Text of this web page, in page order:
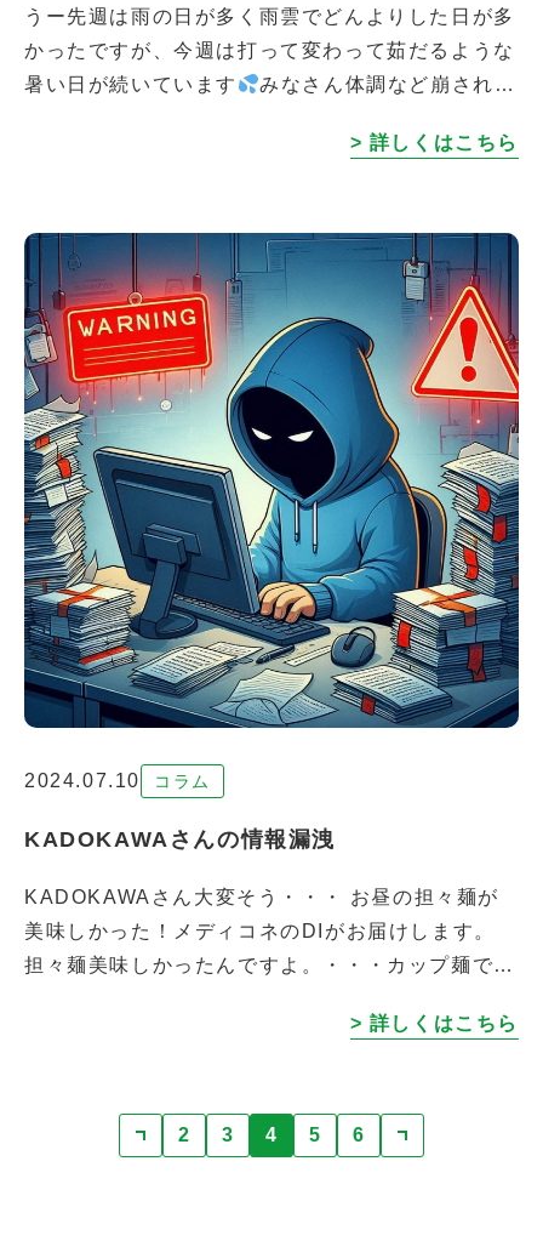
うー先週は雨の日が多く雨雲でどんよりした日が多
かったですが、今週は打って変わって茹だるような
暑い日が続いています
みなさん体調など崩されて
の、暮らしに役立つ情報メディア「さぶ […]
> 詳しくはこちら
2024.07.10 コラム
KADOKAWAさんの情報漏洩
KADOKAWAさん大変そう・・・ お昼の担々麺が
美味しかった！メディコネのDIがお届けします。
担々麺美味しかったんですよ。・・・カップ麺です
ですよねぇ。冷やし担々麺とか最 […]> 詳しくはこちら
2 3 4 5 6